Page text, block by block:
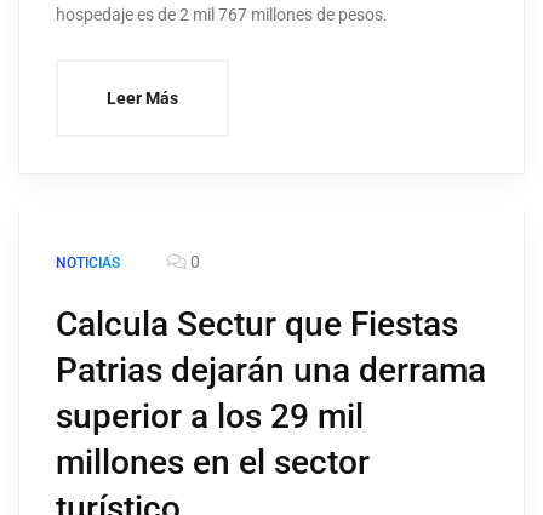
hospedaje es de 2 mil 767 millones de pesos.
Leer Más
NOTICIAS 0
Calcula Sectur que Fiestas
Patrias dejarán una derrama
superior a los 29 mil
millones en el sector